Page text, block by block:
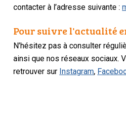
contacter à l’adresse suivante :
Pour suivre l'actualité
N’hésitez pas à consulter
ainsi que nos réseaux sociaux.
retrouver sur Instagram,